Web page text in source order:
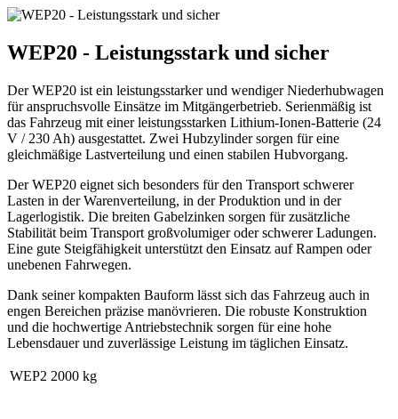
WEP20 - Leistungsstark und sicher
Der WEP20 ist ein leistungsstarker und wendiger Niederhubwagen
für anspruchsvolle Einsätze im Mitgängerbetrieb. Serienmäßig ist
das Fahrzeug mit einer leistungsstarken Lithium-Ionen-Batterie (24
V / 230 Ah) ausgestattet. Zwei Hubzylinder sorgen für eine
gleichmäßige Lastverteilung und einen stabilen Hubvorgang.
Der WEP20 eignet sich besonders für den Transport schwerer
Lasten in der Warenverteilung, in der Produktion und in der
Lagerlogistik. Die breiten Gabelzinken sorgen für zusätzliche
Stabilität beim Transport großvolumiger oder schwerer Ladungen.
Eine gute Steigfähigkeit unterstützt den Einsatz auf Rampen oder
unebenen Fahrwegen.
Dank seiner kompakten Bauform lässt sich das Fahrzeug auch in
engen Bereichen präzise manövrieren. Die robuste Konstruktion
und die hochwertige Antriebstechnik sorgen für eine hohe
Lebensdauer und zuverlässige Leistung im täglichen Einsatz.
WEP2 2000 kg